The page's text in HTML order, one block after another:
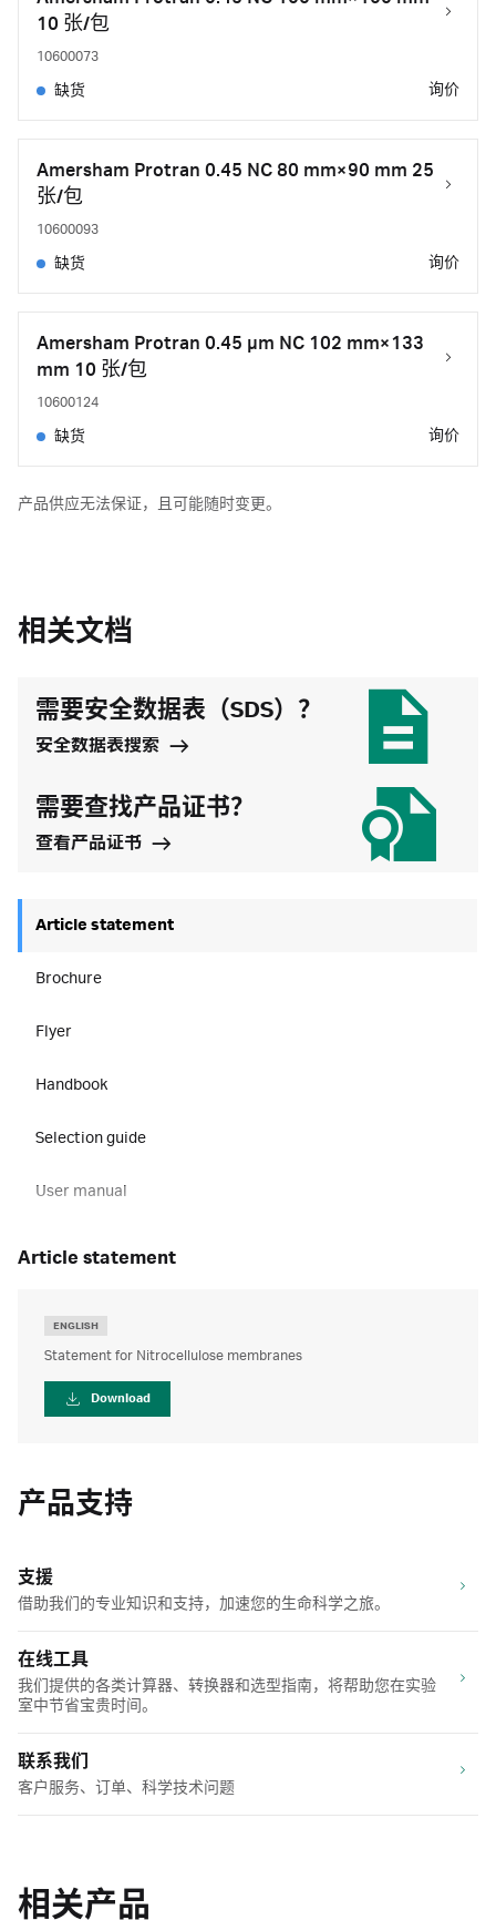
10 张/包
10600073
缺货 询价
Amersham Protran 0.45 NC 80 mm×90 mm 25
张/包
10600093
缺货 询价
Amersham Protran 0.45 μm NC 102 mm×133
mm 10 张/包
10600124
缺货 询价
产品供应无法保证，且可能随时变更。
相关文档
需要安全数据表（SDS）？
安全数据表搜索
需要查找产品证书？
查看产品证书
Article statement
Brochure
Flyer
Handbook
Selection guide
User manual
article statement
ENGLISH
Statement for Nitrocellulose membranes
Download
产品支持
支援
借助我们的专业知识和支持，加速您的生命科学之旅。
在线工具
我们提供的各类计算器、转换器和选型指南，将帮助您在实验
室中节省宝贵时间。
联系我们
客户服务、订单、科学技术问题
相关产品